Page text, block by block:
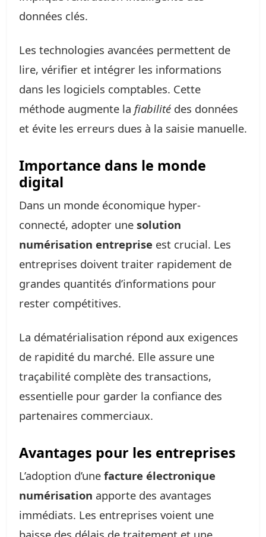
données clés.
Les technologies avancées permettent de
lire, vérifier et intégrer les informations
dans les logiciels comptables. Cette
méthode augmente la fiabilité des données
et évite les erreurs dues à la saisie manuelle.
Importance dans le monde
digital
Dans un monde économique hyper-
connecté, adopter une solution
numérisation entreprise est crucial. Les
entreprises doivent traiter rapidement de
grandes quantités d’informations pour
rester compétitives.
La dématérialisation répond aux exigences
de rapidité du marché. Elle assure une
traçabilité complète des transactions,
essentielle pour garder la confiance des
partenaires commerciaux.
Avantages pour les entreprises
L’adoption d’une facture électronique
numérisation apporte des avantages
immédiats. Les entreprises voient une